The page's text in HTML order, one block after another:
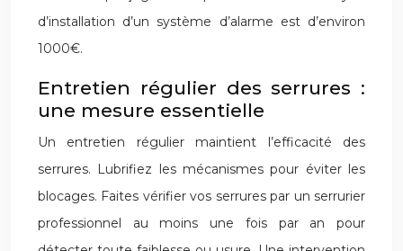
d’installation d’un système d’alarme est d’environ
1000€.
Entretien régulier des serrures :
une mesure essentielle
Un entretien régulier maintient l’efficacité des
serrures. Lubrifiez les mécanismes pour éviter les
blocages. Faites vérifier vos serrures par un serrurier
professionnel au moins une fois par an pour